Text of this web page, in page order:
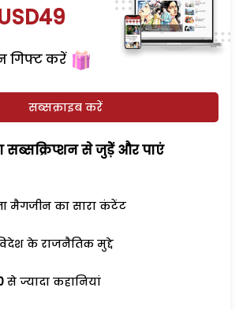
गिफ्ट करें
सब्सक्राइब करें
सब्सक्रिप्शन से जुड़ेें और पाएं
मैगजीन का सारा कंटेंट
के राजनैतिक मुद्दे
से ज्यादा कहानियां